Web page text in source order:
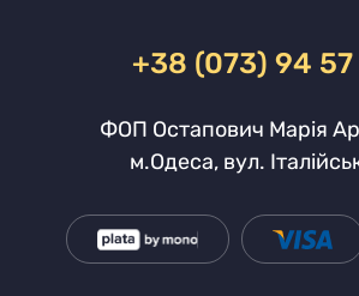
+38 (073) 94 57
ФОП Остапович Марія
м.Одеса, вул.